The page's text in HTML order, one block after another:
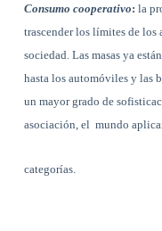
Consumo cooperativo: la
trascender los límites de los
sociedad. Las masas ya
hasta los automóviles y las
un mayor grado de
asociación, el mundo
categorías.